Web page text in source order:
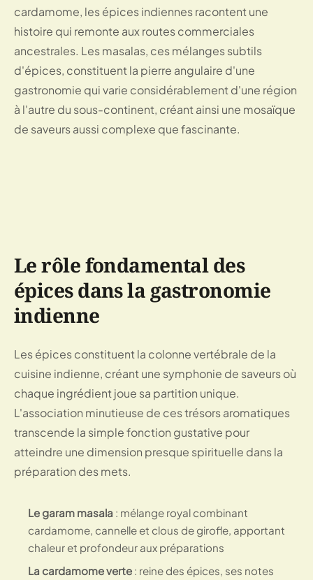
cardamome, les épices indiennes racontent une
histoire qui remonte aux routes commerciales
ancestrales. Les masalas, ces mélanges subtils
d'épices, constituent la pierre angulaire d'une
gastronomie qui varie considérablement d'une région
à l'autre du sous-continent, créant ainsi une mosaïque
de saveurs aussi complexe que fascinante.
Le rôle fondamental des
épices dans la gastronomie
indienne
Les épices constituent la colonne vertébrale de la
cuisine indienne, créant une symphonie de saveurs où
chaque ingrédient joue sa partition unique.
L'association minutieuse de ces trésors aromatiques
transcende la simple fonction gustative pour
atteindre une dimension presque spirituelle dans la
préparation des mets.
Le garam masala : mélange royal combinant
cardamome, cannelle et clous de girofle, apportant
chaleur et profondeur aux préparations
La cardamome verte : reine des épices, ses notes